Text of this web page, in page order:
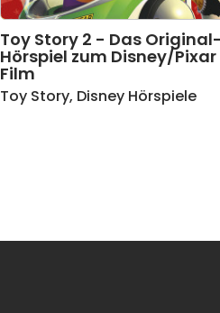
Toy Story 2 - Das Original-
Hörspiel zum Disney/Pixar
Film
Toy Story, Disney Hörspiele